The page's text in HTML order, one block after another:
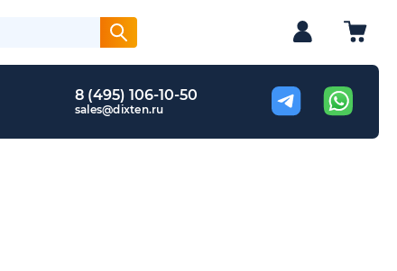
8 (495) 106-10-50
sales@dixten.ru